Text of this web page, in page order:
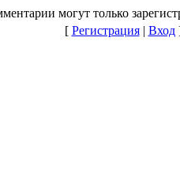
могут только
[ Регистрация| Вход